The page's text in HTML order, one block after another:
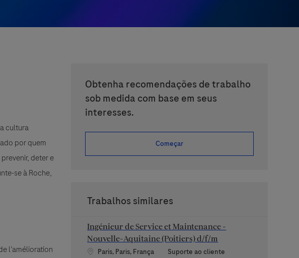
cultura
por quem
deter e
se à Roche,
l’amélioration
Obtenha recomendações de trabalho
sob medida com base em seus
interesses.
Começar
Trabalhos similares
Ingénieur de Service et Maintenance -
Nouvelle-Aquitaine (Poitiers) d/f/m
Localização
Paris, Paris, França Categoria
Suporte ao cliente